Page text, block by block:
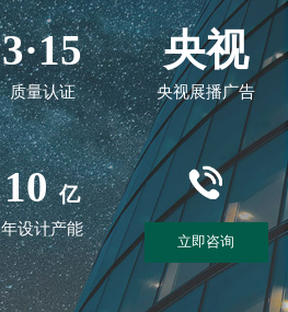
3·15
质量认证
央视
央视展播广告
10 亿
年设计产能
立即咨询